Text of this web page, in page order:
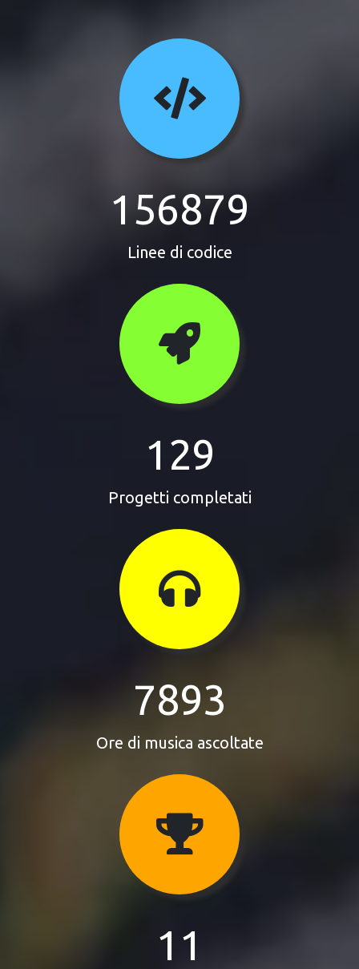
156879
Linee di codice
129
Progetti completati
7893
Ore di musica ascoltate
11